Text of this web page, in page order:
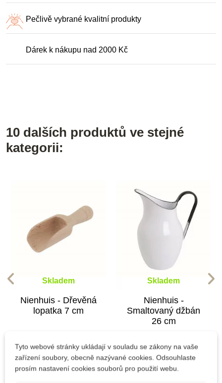
Pečlivě vybrané kvalitní produkty
Dárek k nákupu nad 2000 Kč
10 dalších produktů ve stejné
kategorii:
Skladem
Nienhuis - Dřevěná
lopatka 7 cm
67 Kč
Přidat do košíku
Skladem
Nienhuis -
Smaltovaný džbán
26 cm
1 896 Kč
Přidat do košíku
Tyto webové stránky ukládají v souladu se zákony na vaše
zařízení soubory, obecně nazývané cookies. Odsouhlaste
prosím nastavení cookies souborů pro použití webu.